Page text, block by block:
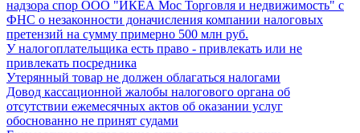
надзора спор ООО "ИКЕА Мос Торговля и недвижимость" с
ФНС о незаконности доначисления компании налоговых
претензий на сумму примерно 500 млн руб.
У налогоплательщика есть право - привлекать или не
привлекать посредника
Утерянный товар не должен облагаться налогами
Довод кассационной жалобы налогового органа об
отсутствии ежемесячных актов об оказании услуг
обоснованно не принят судами